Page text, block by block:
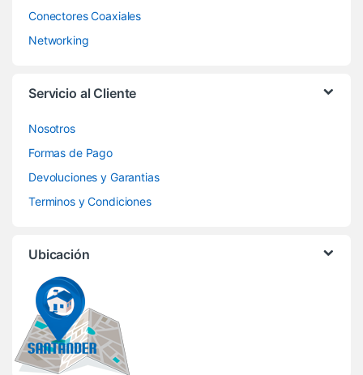
Conectores Coaxiales
Networking
Servicio al Cliente
Nosotros
Formas de Pago
Devoluciones y Garantias
Terminos y Condiciones
Ubicación